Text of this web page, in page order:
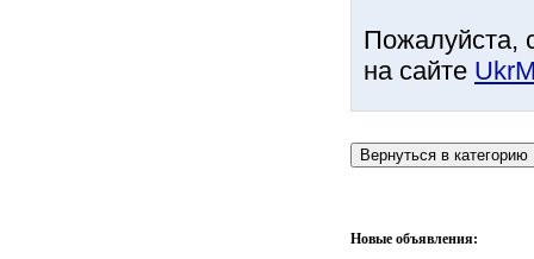
Пожалуйста,
на сайте
Новые объявления: